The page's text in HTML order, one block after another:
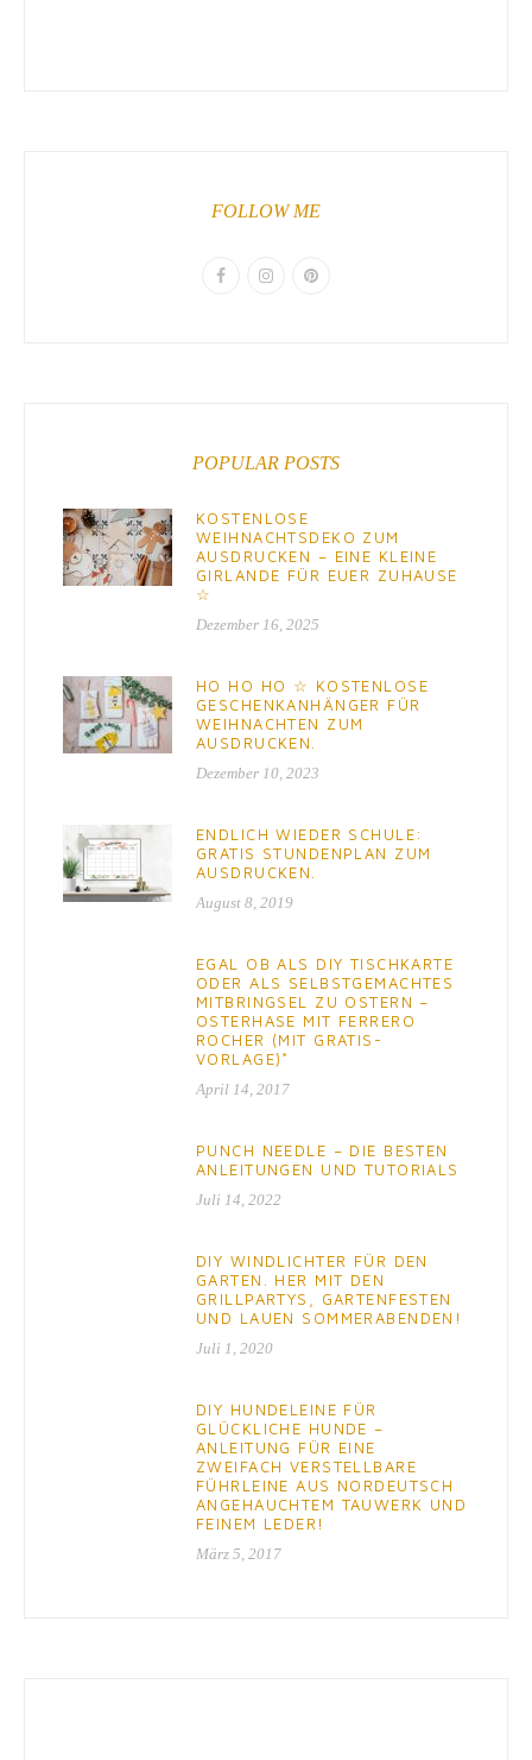
FOLLOW ME
POPULAR POSTS
KOSTENLOSE
WEIHNACHTSDEKO ZUM
AUSDRUCKEN – EINE KLEINE
GIRLANDE FÜR EUER ZUHAUSE
☆
Dezember 16, 2025
HO HO HO ☆ KOSTENLOSE
GESCHENKANHÄNGER FÜR
WEIHNACHTEN ZUM
AUSDRUCKEN.
Dezember 10, 2023
ENDLICH WIEDER SCHULE:
GRATIS STUNDENPLAN ZUM
AUSDRUCKEN.
August 8, 2019
EGAL OB ALS DIY TISCHKARTE
ODER ALS SELBSTGEMACHTES
MITBRINGSEL ZU OSTERN –
OSTERHASE MIT FERRERO
ROCHER (MIT GRATIS-
VORLAGE)*
April 14, 2017
PUNCH NEEDLE – DIE BESTEN
ANLEITUNGEN UND TUTORIALS
Juli 14, 2022
DIY WINDLICHTER FÜR DEN
GARTEN. HER MIT DEN
GRILLPARTYS, GARTENFESTEN
UND LAUEN SOMMERABENDEN!
Juli 1, 2020
DIY HUNDELEINE FÜR
GLÜCKLICHE HUNDE –
ANLEITUNG FÜR EINE
ZWEIFACH VERSTELLBARE
FÜHRLEINE AUS NORDEUTSCH
ANGEHAUCHTEM TAUWERK UND
FEINEM LEDER!
März 5, 2017